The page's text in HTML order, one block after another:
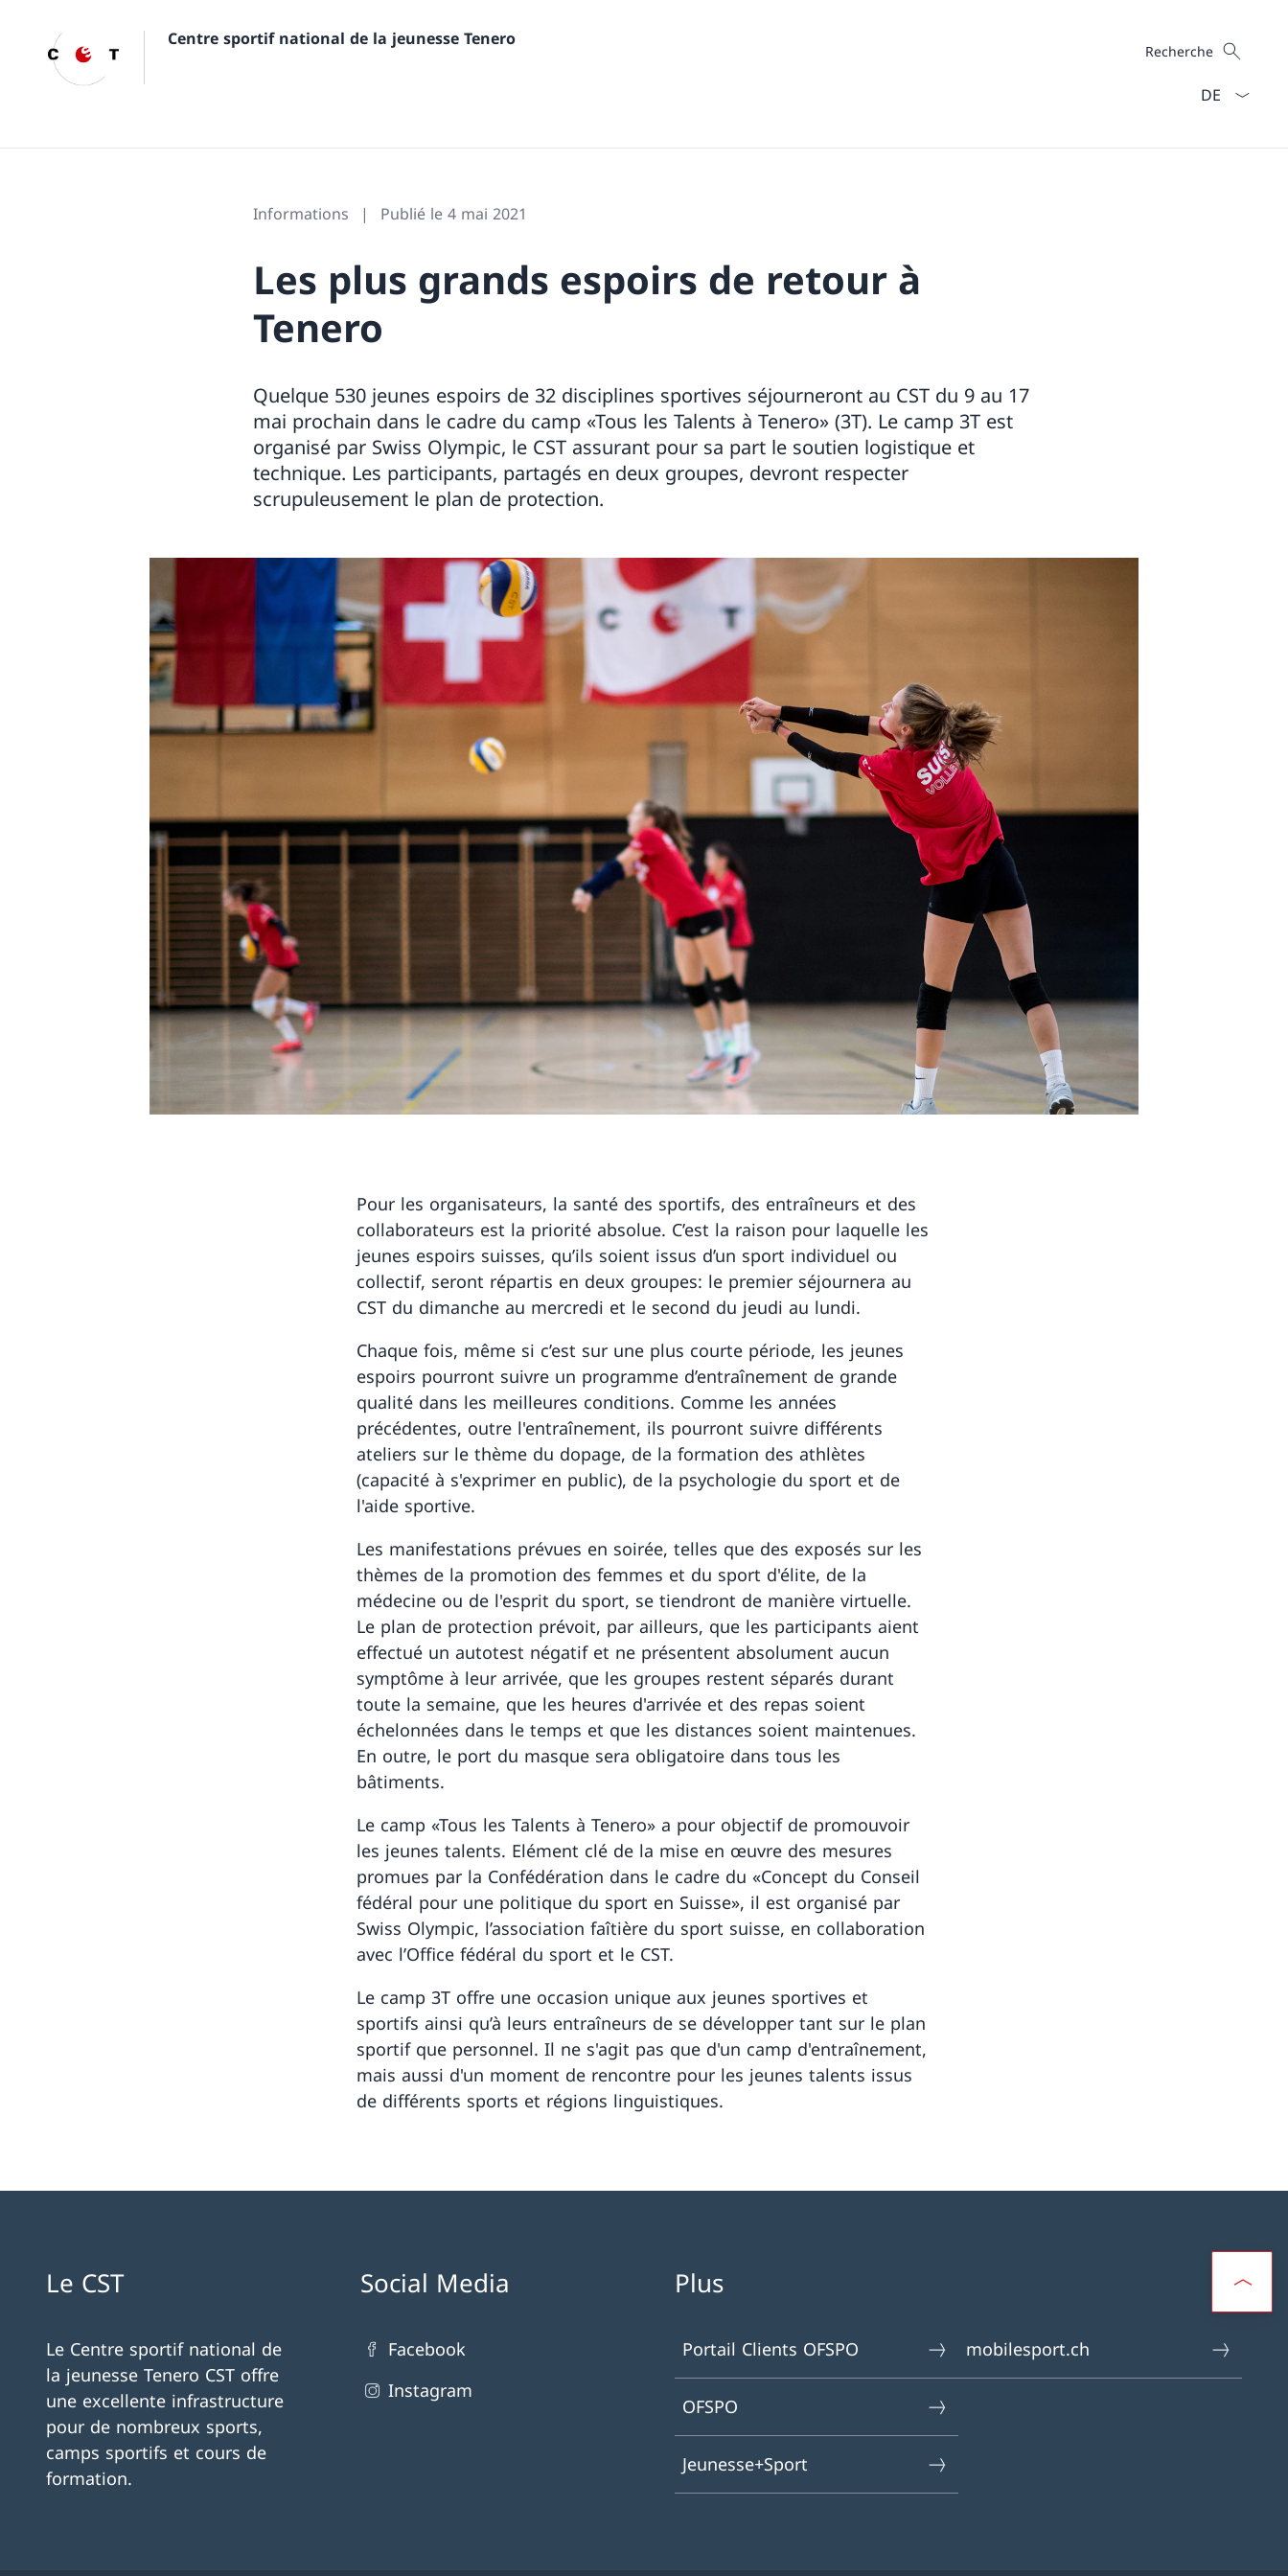
Centre sportif national de la jeunesse Tenero Recherche
Recherche
Informations Publié le 4 mai 2021
Les plus grands espoirs de retour à
Tenero
Quelque 530 jeunes espoirs de 32 disciplines sportives séjourneront au CST du 9 au 17
mai prochain dans le cadre du camp «Tous les Talents à Tenero» (3T). Le camp 3T est
organisé par Swiss Olympic, le CST assurant pour sa part le soutien logistique et
technique. Les participants, partagés en deux groupes, devront respecter
scrupuleusement le plan de protection.
Pour les organisateurs, la santé des sportifs, des entraîneurs et des
collaborateurs est la priorité absolue. C’est la raison pour laquelle les
jeunes espoirs suisses, qu’ils soient issus d’un sport individuel ou
collectif, seront répartis en deux groupes: le premier séjournera au
CST du dimanche au mercredi et le second du jeudi au lundi.
Chaque fois, même si c’est sur une plus courte période, les jeunes
espoirs pourront suivre un programme d’entraînement de grande
qualité dans les meilleures conditions. Comme les années
précédentes, outre l'entraînement, ils pourront suivre différents
ateliers sur le thème du dopage, de la formation des athlètes
(capacité à s'exprimer en public), de la psychologie du sport et de
l'aide sportive.
Les manifestations prévues en soirée, telles que des exposés sur les
thèmes de la promotion des femmes et du sport d'élite, de la
médecine ou de l'esprit du sport, se tiendront de manière virtuelle.
Le plan de protection prévoit, par ailleurs, que les participants aient
effectué un autotest négatif et ne présentent absolument aucun
symptôme à leur arrivée, que les groupes restent séparés durant
toute la semaine, que les heures d'arrivée et des repas soient
échelonnées dans le temps et que les distances soient maintenues.
En outre, le port du masque sera obligatoire dans tous les
bâtiments.
Le camp «Tous les Talents à Tenero» a pour objectif de promouvoir
les jeunes talents. Elément clé de la mise en œuvre des mesures
promues par la Confédération dans le cadre du «Concept du Conseil
fédéral pour une politique du sport en Suisse», il est organisé par
Swiss Olympic, l’association faîtière du sport suisse, en collaboration
avec l’Office fédéral du sport et le CST.
Le camp 3T offre une occasion unique aux jeunes sportives et
sportifs ainsi qu’à leurs entraîneurs de se développer tant sur le plan
sportif que personnel. Il ne s'agit pas que d'un camp d'entraînement,
mais aussi d'un moment de rencontre pour les jeunes talents issus
de différents sports et régions linguistiques.
Le CST
Le Centre sportif national de
la jeunesse Tenero CST offre
une excellente infrastructure
pour de nombreux sports,
camps sportifs et cours de
formation.
Social Media
Facebook
Instagram
Plus
Portail Clients OFSPO
OFSPO
Jeunesse+Sport
mobilesport.ch